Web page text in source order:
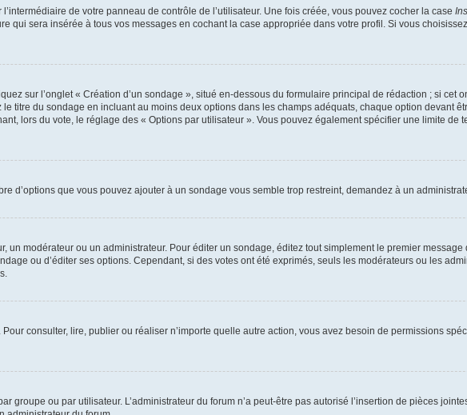
de votre panneau de contrôle de l’utilisateur. Une fois créée, vous pouvez cocher la case
qui sera insérée à tous vos messages en cochant la case appropriée dans votre profil. Si vous
sur l’onglet « Création d’un sondage », situé en-dessous du formulaire principal de rédaction ; si cet
titre du sondage en incluant au moins deux options dans les champs adéquats, chaque option devant
lors du vote, le réglage des « Options par utilisateur ». Vous pouvez également spécifier une limite de
d’options que vous pouvez ajouter à un sondage vous semble trop restreint, demandez à un
modérateur ou un administrateur. Pour éditer un sondage, éditez tout simplement le premier
ou d’éditer ses options. Cependant, si des votes ont été exprimés, seuls les modérateurs ou les
consulter, lire, publier ou réaliser n’importe quelle autre action, vous avez besoin de permissions
groupe ou par utilisateur. L’administrateur du forum n’a peut-être pas autorisé l’insertion de pièces